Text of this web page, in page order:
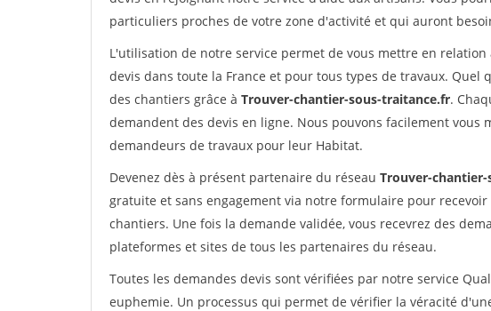
particuliers proches de votre zone d'activité et qui auront
L'utilisation de notre service permet de vous mettre en
devis dans toute la France et pour tous types de travaux. Quel
des chantiers grâce à Trouver-chantier-sous-traitance.fr.
demandent des devis en ligne. Nous pouvons facilement vous
demandeurs de travaux pour leur Habitat.
Devenez dès à présent partenaire du réseau Trouver-
gratuite et sans engagement via notre formulaire pour
chantiers. Une fois la demande validée, vous recevrez des
plateformes et sites de tous les partenaires du réseau.
Toutes les demandes devis sont vérifiées par notre service
euphemie. Un processus qui permet de vérifier la véracité